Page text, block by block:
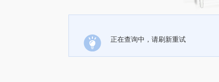
正在查询中，请刷新重试